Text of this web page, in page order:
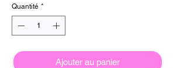
Quantité *
Ajouter au panier